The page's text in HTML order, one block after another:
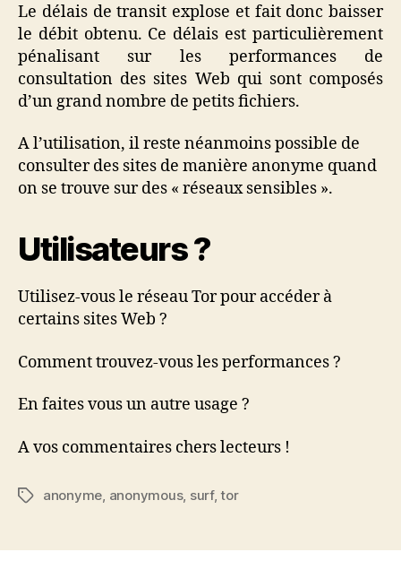
Le délais de transit explose et fait donc baisser
le débit obtenu. Ce délais est particulièrement
pénalisant sur les performances de
consultation des sites Web qui sont composés
d’un grand nombre de petits fichiers.
A l’utilisation, il reste néanmoins possible de
consulter des sites de manière anonyme quand
on se trouve sur des « réseaux sensibles ».
Utilisateurs ?
Utilisez-vous le réseau Tor pour accéder à
certains sites Web ?
Comment trouvez-vous les performances ?
En faites vous un autre usage ?
A vos commentaires chers lecteurs !
Étiquettes
anonyme, anonymous, surf,tor